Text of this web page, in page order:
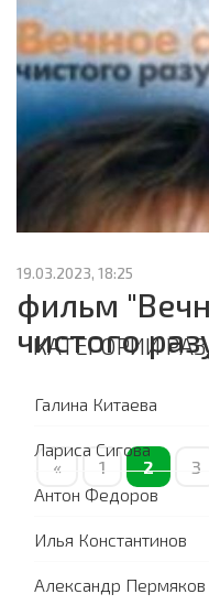
19.03.2023, 18:25
фильм
чистого
« 1 2 3
КАТЕГОРИИ
Галина Китаева
Лариса Сигова
Антон Федоров
Илья Константинов
Александр Пермяков